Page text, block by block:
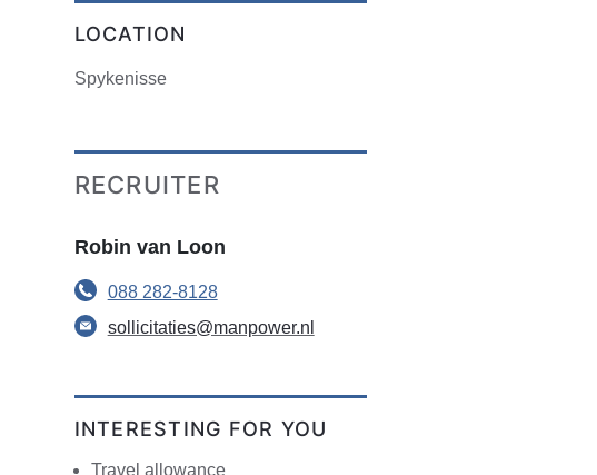
LOCATION
Spykenisse
RECRUITER
Robin van Loon
088 282-8128
sollicitaties@manpower.nl
INTERESTING FOR YOU
Travel allowance